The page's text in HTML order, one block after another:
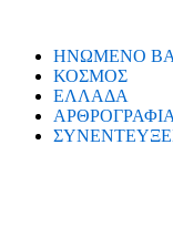
ΗΝΩΜΕΝΟ
ΚΟΣΜΟΣ
ΕΛΛΑΔΑ
ΑΡΘΡΟΓΡΑΦΙΑ